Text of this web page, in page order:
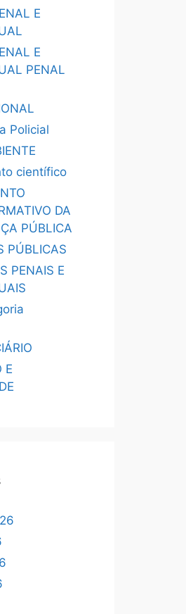
E
E
PENAL
Policial
científico
DA
PÚBLICA
PÚBLICAS
PENAIS E
E